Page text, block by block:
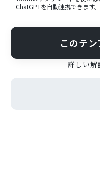
ChatGPTを自動連携できます。
このテ
詳しい解